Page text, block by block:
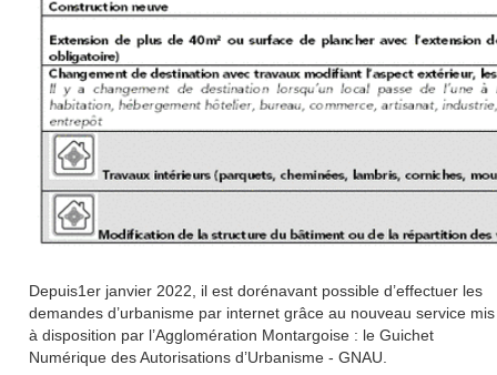
Depuis1er janvier 2022, il est dorénavant possible d’effectuer les
demandes d’urbanisme par internet grâce au nouveau service mis
à disposition par l’Agglomération Montargoise : le Guichet
Numérique des Autorisations d’Urbanisme - GNAU.